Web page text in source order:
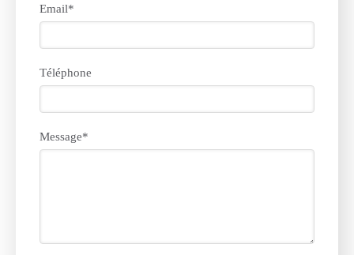
Email*
Téléphone
Message*